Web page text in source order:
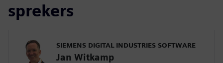
sprekers
SIEMENS DIGITAL INDUSTRIES SOFTWARE
Jan Witkamp